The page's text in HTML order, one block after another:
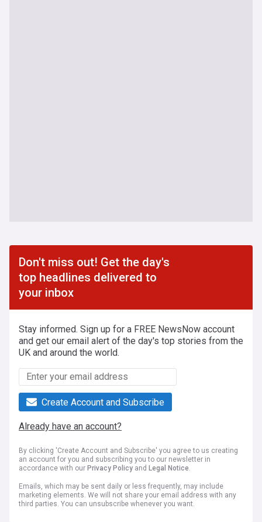
Don't miss out! Get the day's
top headlines delivered to
your inbox
Stay informed. Sign up for a FREE NewsNow account
and get our email alert of the day's top stories from the
UK and around the world.
Create Account and Subscribe
Already have an account?
By clicking 'Create Account and Subscribe' you agree to us creating
an account for you and subscribing you to our newsletter in
accordance with our Privacy Policy and Legal Notice.
Emails, which may be sent daily or less frequently, may include
marketing elements. We will not share your email address with any
third parties. You can unsubscribe whenever you want.